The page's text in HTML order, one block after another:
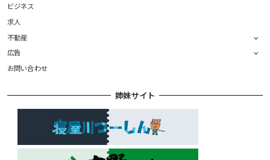
ビジネス
求人
不動産
広告
お問い合わせ
姉妹サイト